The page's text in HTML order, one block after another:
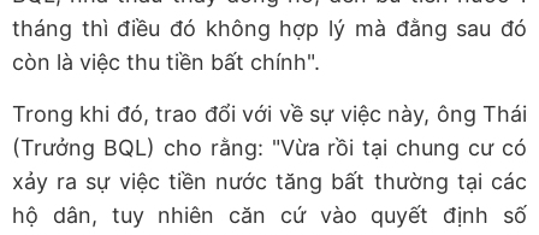
tháng thì điều đó không hợp lý mà đằng sau đó
còn là việc thu tiền bất chính".
Trong khi đó, trao đổi với về sự việc này, ông Thái
(Trưởng BQL) cho rằng: "Vừa rồi tại chung cư có
xảy ra sự việc tiền nước tăng bất thường tại các
hộ dân, tuy nhiên căn cứ vào quyết định số